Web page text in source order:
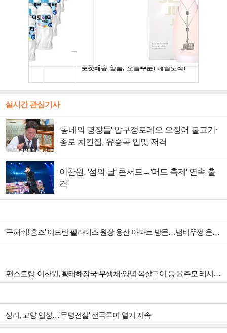
실시간 관심기사
'동네의 명장들' 압구정로데오 오징어 불고기·
종로 치킨집, 유승목 입맛 저격
이찬원, '섬의 날' 콘서트→'머드 축제' 연속 출
격
'구해줘! 홈즈' 이모란 필라테스 원장 용산 아파트 방문…냄비뚜껑 운동법 소개
'편스토랑' 이찬원, 황태해장국·무생채·양념 목살구이 등 윤주모 레시피 섭렵
성리, 고양 입성…'무명전설' 전국투어 열기 지속